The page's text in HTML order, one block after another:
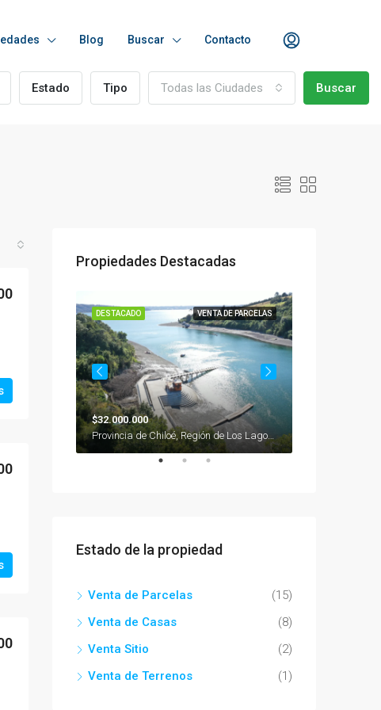
Blog Buscar Contacto
Estado Tipo Todas las Ciudades Buscar
Propiedades Destacadas
VENTA DE PARCELAS
DESTACADO
$32.000.000
Estado de la propiedad
Venta de Parcelas
(15)
Venta de Casas
(8)
Venta Sitio
(2)
Venta de Terrenos
(1)